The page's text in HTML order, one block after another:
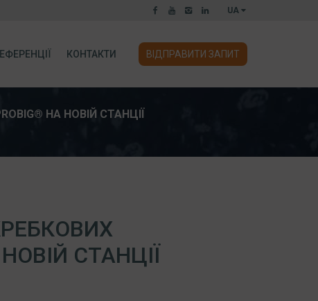
UA
КОНТАКТИ ВІДПРАВИТИ ЗАПИТ
НА НОВІЙ СТАНЦІЇ
СТАНЦІЇ